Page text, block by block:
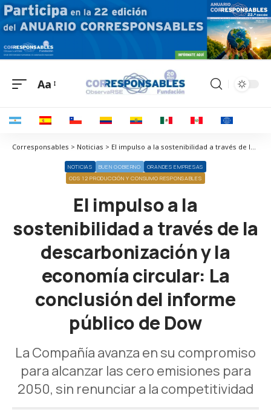
Aa
Corresponsables > Noticias > El impulso a la sostenibilidad a través de la descarbonización y la economía circular: La conclusión del informe público de Dow
NOTICIAS BUEN GOBIERNO
GRANDES EMPRESAS
ODS 12 PRODUCCIÓN Y CONSUMO RESPONSABLES
El impulso a la
sostenibilidad a través de la
descarbonización y la
economía circular: La
conclusión del informe
público de Dow
La Compañía avanza en su compromiso
para alcanzar las cero emisiones para
2050, sin renunciar a la competitividad